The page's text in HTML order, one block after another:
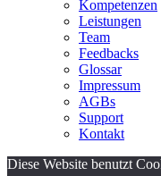
Kompetenzen
Leistungen
Team
Feedbacks
Glossar
Impressum
AGBs
Support
Kontakt
Diese Website benutzt